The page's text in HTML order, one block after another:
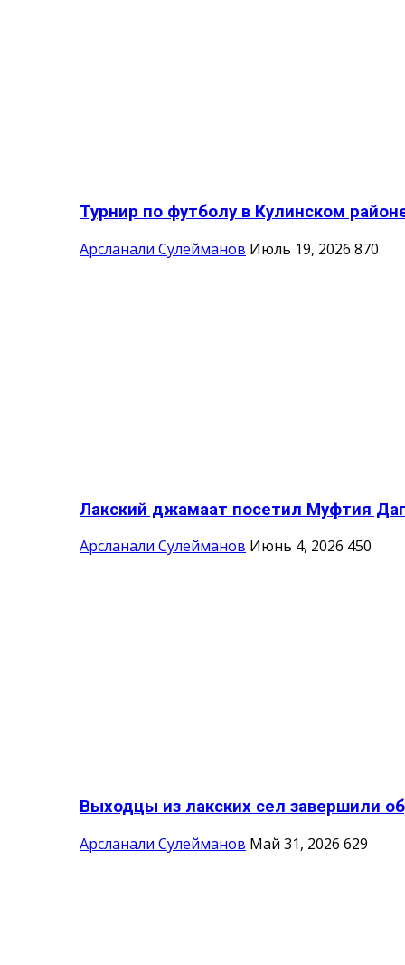
Турнир по футболу в Кулинском
Арсланали Сулейманов Июль 19, 2026 870
Лакский джамаат посетил Муфтия
Арсланали Сулейманов Июнь 4, 2026 450
Выходцы из лакских сел завершили
Арсланали Сулейманов Май 31, 2026 629